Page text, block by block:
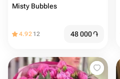
Misty Bubbles
4.92 12 48 000֏